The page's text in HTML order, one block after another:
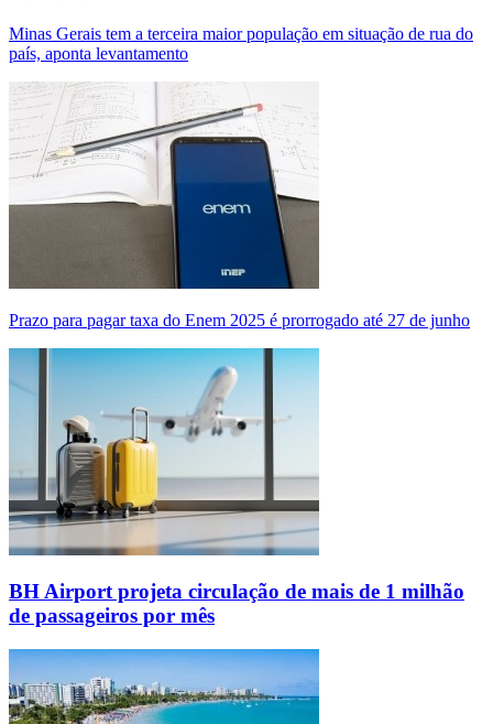
Minas Gerais tem a terceira maior população em situação de rua do
país, aponta levantamento
Prazo para pagar taxa do Enem 2025 é prorrogado até 27 de junho
BH Airport projeta circulação de mais de 1 milhão
de passageiros por mês